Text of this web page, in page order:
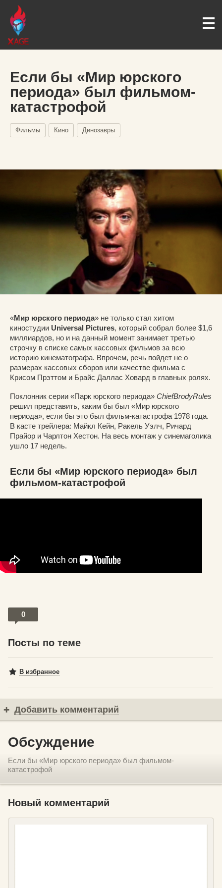
Если бы «Мир юрского
периода» был фильмом-
катастрофой
Фильмы Кино Динозавры
«Мир юрского периода» не только стал хитом
киностудии Universal Pictures, который собрал более $1,6
миллиардов, но и на данный момент занимает третью
строчку в списке самых кассовых фильмов за всю
историю кинематографа. Впрочем, речь пойдет не о
размерах кассовых сборов или качестве фильма с
Крисом Прэттом и Брайс Даллас Ховард в главных ролях.
Поклонник серии «Парк юрского периода» ChiefBrodyRules
решил представить, каким бы был «Мир юрского
периода», если бы это был фильм-катастрофа 1978 года.
В касте трейлера: Майкл Кейн, Ракель Уэлч, Ричард
Прайор и Чарлтон Хестон. На весь монтаж у синемаголика
ушло 17 недель.
Если бы «Мир юрского периода» был
фильмом-катастрофой
0
Посты по теме
В избранное
Добавить комментарий
Обсуждение
Если бы «Мир юрского периода» был фильмом-
катастрофой
Новый комментарий